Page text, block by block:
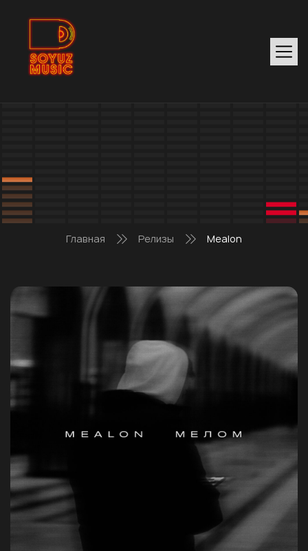
Главная Релизы Mealon